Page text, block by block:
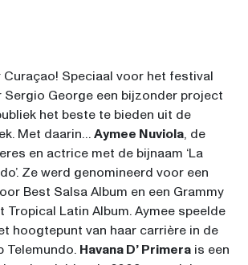
00:00
Curaçao! Speciaal voor het festival
George een bijzonder project
het beste te bieden uit de
Met daarin… Aymee Nuviola, de
en actrice met de bijnaam ‘La
Ze werd genomineerd voor een
Best Salsa Album en een Grammy
Tropical Latin Album. Aymee speelde
hoogtepunt van haar carrière in de
Telemundo. Havana D’ Primera is een